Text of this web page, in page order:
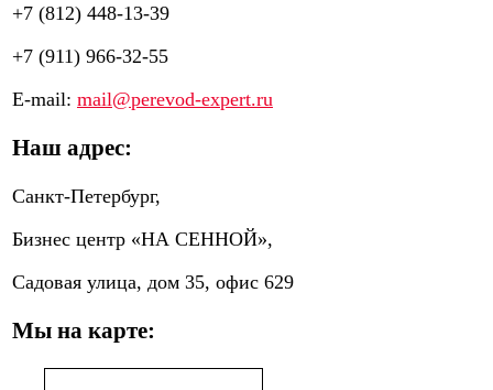
+7 (812) 448-13-39
+7 (911) 966-32-55
E-mail: mail@perevod-expert.ru
Наш адрес:
Санкт-Петербург,
Бизнес центр «НА СЕННОЙ»,
Садовая улица, дом 35, офис 629
Мы на карте: